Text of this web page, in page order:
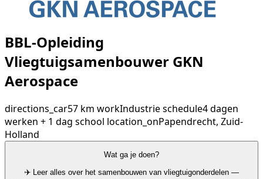
BBL-Opleiding
Vliegtuigsamenbouwer GKN
Aerospace
directions_car57 km workIndustrieschedule4 dagen
werken + 1 dag school location_onPapendrecht, Zuid-
Holland
Wat ga je doen?
✈️ Leer alles over het samenbouwen van vliegtuigonderdelen —